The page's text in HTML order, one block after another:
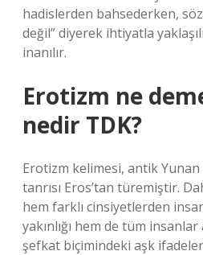
hadislerden bahsederken,
değil” diyerek ihtiyatla
inanılır.
Erotizm ne
nedir TDK?
Erotizm kelimesi, antik
tanrısı Eros’tan türemiştir.
hem farklı cinsiyetlerden
yakınlığı hem de tüm
şefkat biçimindeki aşk